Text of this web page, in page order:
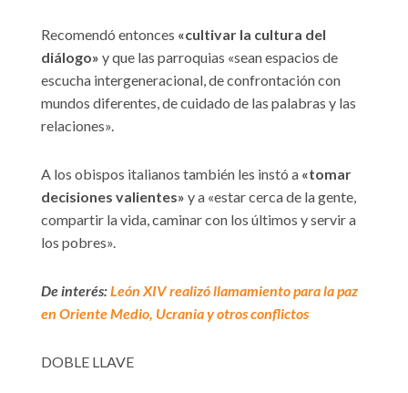
Recomendó entonces «cultivar la cultura del
diálogo» y que las parroquias «sean espacios de
escucha intergeneracional, de confrontación con
mundos diferentes, de cuidado de las palabras y las
relaciones».
A los obispos italianos también les instó a «tomar
decisiones valientes» y a «estar cerca de la gente,
compartir la vida, caminar con los últimos y servir a
los pobres».
De interés:León XIV realizó llamamiento para la paz
en Oriente Medio, Ucrania y otros conflictos
DOBLE LLAVE